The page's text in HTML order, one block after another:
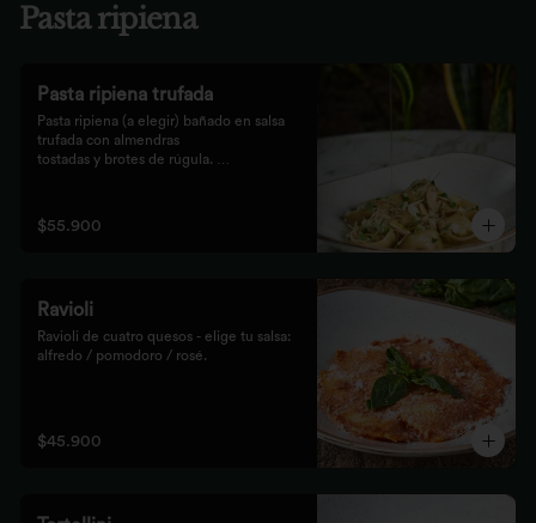
Pasta ripiena
Pasta ripiena trufada
Pasta ripiena (a elegir) bañado en salsa
trufada con almendras
tostadas y brotes de rúgula.
$55.900
Ravioli
Ravioli de cuatro quesos - elige tu salsa:
alfredo / pomodoro / rosé.
$45.900